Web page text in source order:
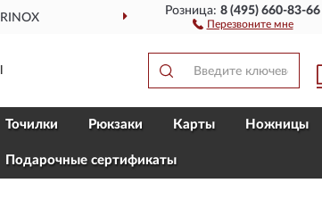
ДОСТАВИМПО ВСЕЙ РОССИИ
Розница:8 (495) 660-83-66
Перезвоните мне
Точилки Рюкзаки Карты Ножницы
Подарочные сертификаты